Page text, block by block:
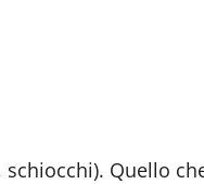
Quello